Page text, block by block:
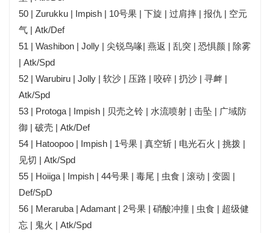
50 | Zurukku | Impish | 10号果 | 下旋 | 过肩摔 | 报仇 | 空元
气 | Atk/Def
51 | Washibon | Jolly | 尖锐鸟喙| 燕返 | 乱突 | 恐惧颜 | 除雾
| Atk/Spd
52 | Warubiru | Jolly | 软沙 | 压路 | 咬碎 | 扔沙 | 寻衅 |
Atk/Spd
53 | Protoga | Impish | 贝壳之铃 | 水流喷射 | 击坠 | 广域防
御 | 破壳 | Atk/Def
54 | Hatoopoo | Impish | 1号果 | 真空斩 | 电光石火 | 挑拨 |
见切 | Atk/Spd
55 | Hoiiga | Impish | 44号果 | 毒尾 | 虫食 | 滚动 | 变圆 |
Def/SpD
56 | Meraruba | Adamant | 2号果 | 硝酸冲撞 | 虫食 | 超级健
忘 | 鬼火 | Atk/Spd